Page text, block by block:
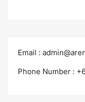
Email :
Phone Number :